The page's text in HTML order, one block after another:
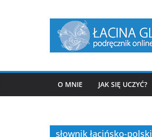
O MNIE JAK SIĘ UCZYĆ?
słownik łacińsko-polski